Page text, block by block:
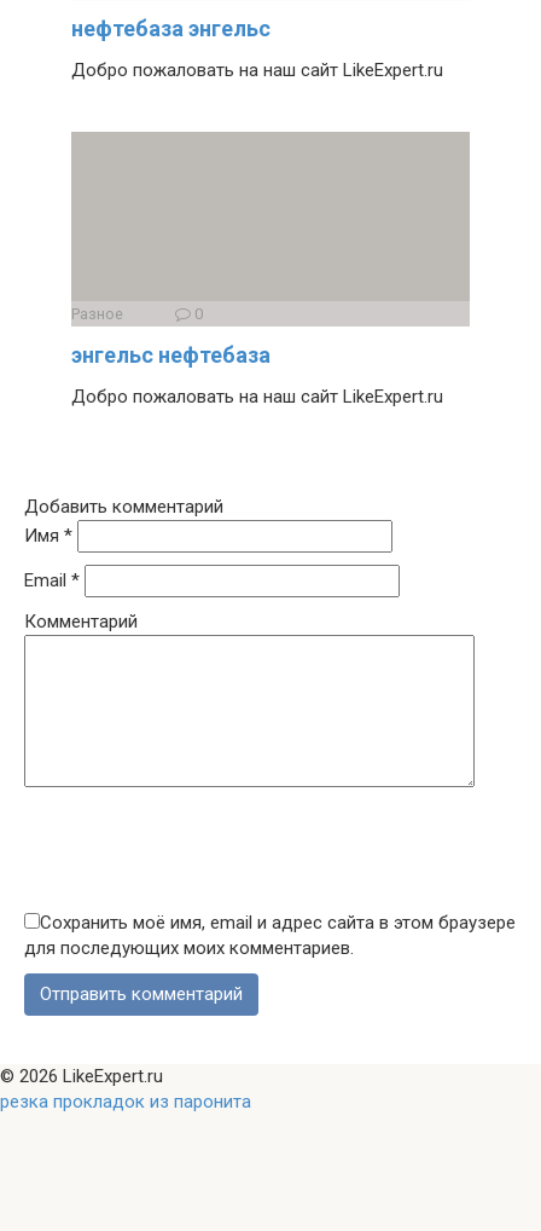
нефтебаза энгельс
Добро пожаловать на наш сайт LikeExpert.ru
Разное 0
энгельс нефтебаза
Добро пожаловать на наш сайт LikeExpert.ru
Добавить комментарий
Имя *
Email *
Комментарий
Сохранить моё имя, email и адрес сайта в этом браузере
для последующих моих комментариев.
© 2026 LikeExpert.ru
резка прокладок из паронита